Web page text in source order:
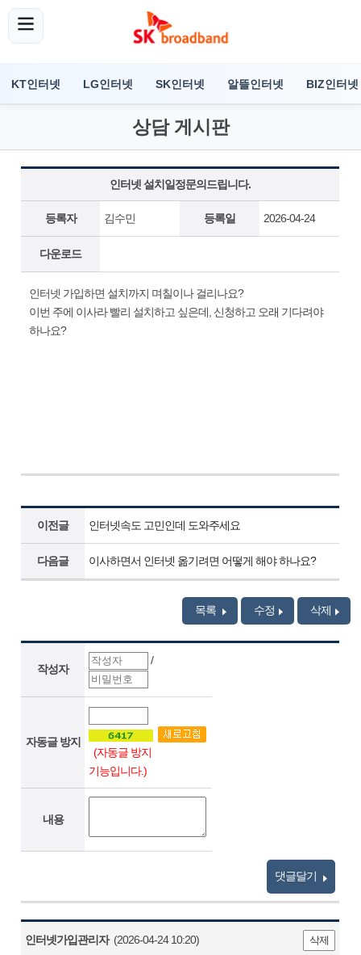
KT인터넷 LG인터넷 SK인터넷 알뜰인터넷 BIZ인터넷
상담 게시판
인터넷 설치일정문의드립니다.
등록자 김수민 등록일 2026-04-24
다운로드
인터넷 가입하면 설치까지 며칠이나 걸리나요?
이번 주에 이사라 빨리 설치하고 싶은데, 신청하고 오래 기다려야
하나요?
이전글 인터넷속도 고민인데 도와주세요
다음글 이사하면서 인터넷 옮기려면 어떻게 해야 하나요?
목록 수정 삭제
작성자
/
자동글 방지
(자동글 방지
기능입니다.)
내용
댓글달기
인터넷가입관리자(2026-04-24 10:20) 삭제